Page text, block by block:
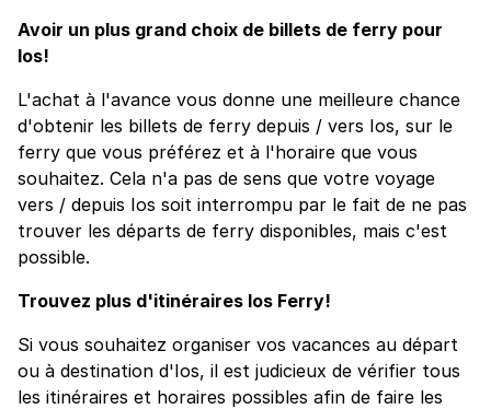
Avoir un plus grand choix de billets de ferry pour
Ios!
L'achat à l'avance vous donne une meilleure chance
d'obtenir les billets de ferry depuis / vers Ios, sur le
ferry que vous préférez et à l'horaire que vous
souhaitez. Cela n'a pas de sens que votre voyage
vers / depuis Ios soit interrompu par le fait de ne pas
trouver les départs de ferry disponibles, mais c'est
possible.
Trouvez plus d'itinéraires Ios Ferry!
Si vous souhaitez organiser vos vacances au départ
ou à destination d'Ios, il est judicieux de vérifier tous
les itinéraires et horaires possibles afin de faire les